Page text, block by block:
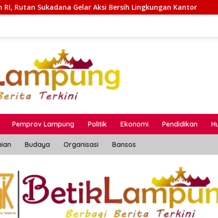
Bersih Lingkungan Kantor Pertamina Patra Niaga
Pemprov Lampung Politik Ekonomi Pendidikan
Budaya Organisasi Bansos